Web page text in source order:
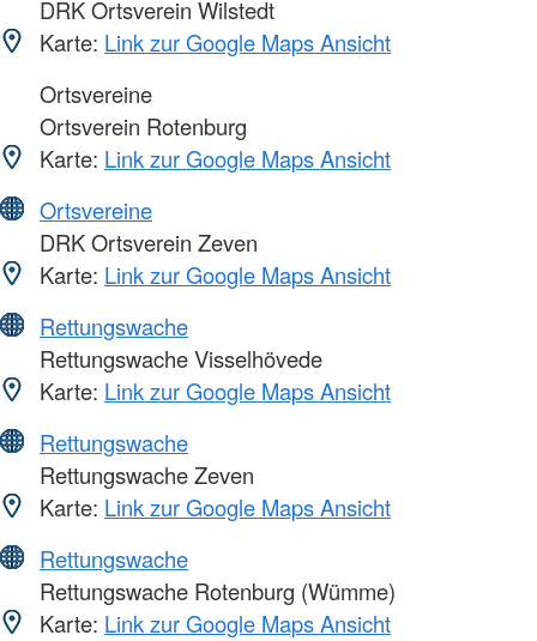
DRK Ortsverein Wilstedt
Karte: Link zur Google Maps Ansicht
Ortsvereine
Ortsverein Rotenburg
Karte: Link zur Google Maps Ansicht
Ortsvereine
DRK Ortsverein Zeven
Karte: Link zur Google Maps Ansicht
Rettungswache
Rettungswache Visselhövede
Karte: Link zur Google Maps Ansicht
Rettungswache
Rettungswache Zeven
Karte: Link zur Google Maps Ansicht
Rettungswache
Rettungswache Rotenburg (Wümme)
Karte: Link zur Google Maps Ansicht